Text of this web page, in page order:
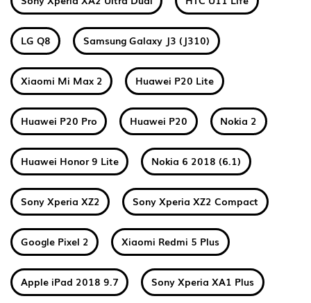
LG Q8 Samsung Galaxy J3 (J310)
Xiaomi Mi Max 2 Huawei P20 Lite
Huawei P20 Pro Huawei P20 Nokia 2
Huawei Honor 9 Lite Nokia 6 2018 (6.1)
Sony Xperia XZ2 Sony Xperia XZ2 Compact
Google Pixel 2 Xiaomi Redmi 5 Plus
Apple iPad 2018 9.7 Sony Xperia XA1 Plus